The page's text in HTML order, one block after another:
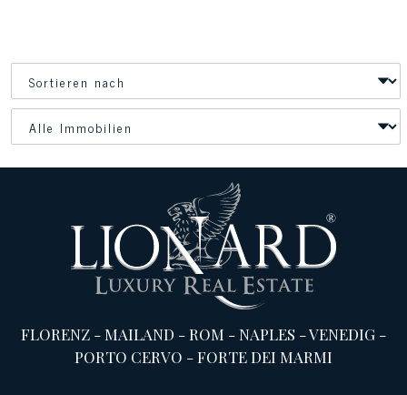
FLORENZ -MAILAND -ROM -NAPLES -VENEDIG -
PORTO CERVO -FORTE DEI MARMI